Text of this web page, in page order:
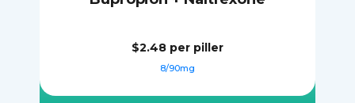
$2.48 per piller
8/90mg